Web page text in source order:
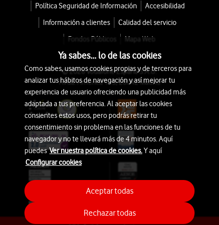
Política Seguridad de Información
Accesibilidad
Información a clientes
Calidad del servicio
Fondos Públicos
Mapa Web
© 2026 Vodafone España S.A.U.
Avda. América 115, 28042 Madrid
Ya sabes... lo de las cookies
Como sabes, usamos cookies propias y de terceros para
analizar tus hábitos de navegación y así mejorar tu
experiencia de usuario ofreciendo una publicidad más
adaptada a tus preferencia. Al aceptar las cookies
consientes estos usos, pero podrás retirar tu
consentimiento sin problema en las funciones de tu
navegador y no te llevará más de 4 minutos. Aquí
puedesVer nuestra política de cookies.Y aquí
Configurar cookies
Rechazar todas
Aceptar todas